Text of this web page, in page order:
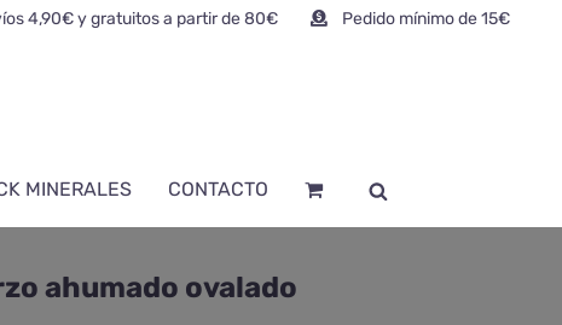
4,90€ y gratuitos a partir de 80€ Pedido mínimo de 15€
MINERALES CONTACTO
ahumado ovalado